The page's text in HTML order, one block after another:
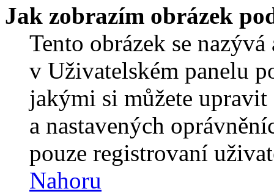
Jak zobrazím obrázek
Tento obrázek se
v Uživatelském panelu
jakými si můžete
a nastavených
pouze registrovaní
Nahoru